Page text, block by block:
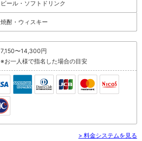
ビール・ソフトドリンク
焼酎・ウィスキー
7,150〜14,300円
※お一人様で指名した場合の目安
> 料金システムを見る